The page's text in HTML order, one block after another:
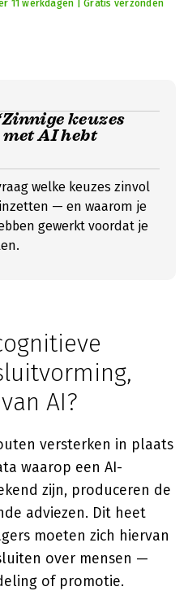
11 werkdagen | Gratis verzonden
keuzes
AI hebt
welke keuzes zinvol
— en waarom je
gewerkt voordat je
AI?
versterken in plaats
waarop een AI-
zijn, produceren de
adviezen. Dit heet
moeten zich hiervan
over mensen —
of promotie.